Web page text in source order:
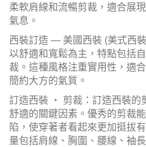
柔軟肩線和流暢剪裁，適合展
氣息。
西裝訂造 — 美國西裝 (美式西裝
以舒適和寬鬆為主，特點包括
裁。這種風格注重實用性，適
簡約大方的氣質。
訂造西裝 ‧ 剪裁：訂造西裝的
舒適的關鍵因素。優秀的剪裁
陷，使穿著者看起來更加挺拔
量包括肩線、胸圍、腰線、袖